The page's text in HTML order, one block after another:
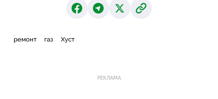
ремонт газ Хуст
РЕКЛАМА